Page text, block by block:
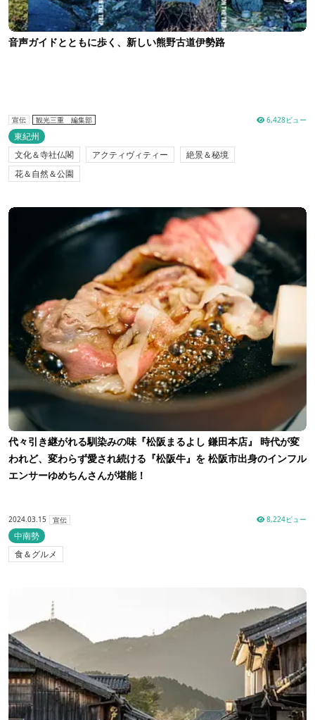
音声ガイドとともに歩く、新しい熊野古道伊勢路
宣伝 観光三重 編集部 6,428ビュー
東紀州
文化＆寺社仏閣
アクティヴィティー
絶景＆秘境
花＆自然＆公園
代々引き継がれる馴染みの味『松阪まるよし 鎌田本店』 時代が変
われど、変わらず愛され続ける『松阪牛』を 松阪市出身のインフル
エンサーゆめちんさんが堪能！
2024.03.15 宣伝 8,224ビュー
中南勢
食＆グルメ